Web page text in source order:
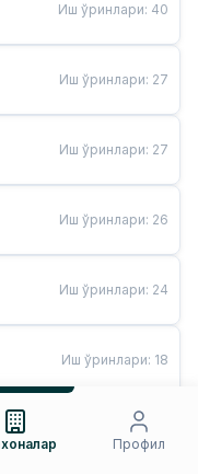
Иш ўринлари: 40
Иш ўринлари: 27
Иш ўринлари: 27
Иш ўринлари: 26
Иш ўринлари: 24
Иш ўринлари: 18
Иш ўринлари
Профил